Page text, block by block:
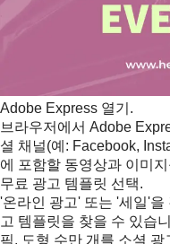
Adobe Express 열기.
브라우저에서 Adobe
셜 채널(예: Facebook,
에 포함할 동영상과 이미
무료 광고 템플릿 선택.
'온라인 광고' 또는 '세일'
고 템플릿을 찾을 수 있습
픽, 도형 수만 개를 소셜